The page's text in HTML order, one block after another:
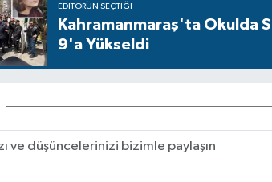
EDITÖRÜN SEÇTIĞI
Kahramanmaraş'ta Okulda
9'a Yükseldi